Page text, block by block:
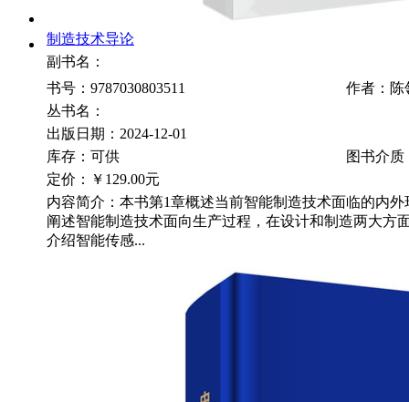
制造技术导论
副书名：
书号：9787030803511
作者：陈
丛书名：
出版日期：2024-12-01
库存：可供
图书介质
定价：
￥129.00元
内容简介：本书第1章概述当前智能制造技术面临的内
阐述智能制造技术面向生产过程，在设计和制造两大方
介绍智能传感...